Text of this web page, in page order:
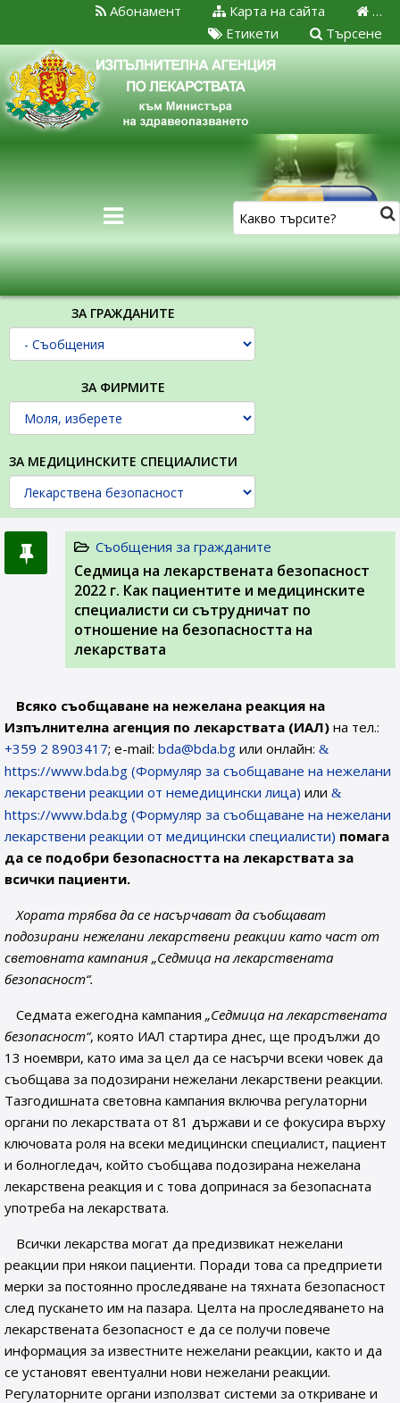
…
Карта на сайта
Абонамент
Търсене
Етикети
ЗА ГРАЖДАНИТЕ
ЗА ФИРМИТЕ
ЗА МЕДИЦИНСКИТЕ СПЕЦИАЛИСТИ
Съобщения за гражданите
Седмица на лекарствената безопасност
2022 г. Как пациентите и медицинските
специалисти си сътрудничат по
отношение на безопасността на
лекарствата
Всяко съобщаване на нежелана реакция на
Изпълнителна агенция по лекарствата (ИАЛ) на тел.:
+359 2 8903417; e-mail: bda@bda.bg или онлайн:
https://www.bda.bg (Формуляр за съобщаване на нежелани
лекарствени реакции от немедицински лица) или
https://www.bda.bg (Формуляр за съобщаване на нежелани
лекарствени реакции от медицински специалисти) помага
да се подобри безопасността на лекарствата за
всички пациенти.
Хорататрябва дасе насърчават да съобщават
подозирани нежелани лекарствени реакции като част от
световната кампания „Седмица на лекарствената
безопасност“.
Седмата ежегодна кампания„Седмица на лекарствената
безопасност“, която ИАЛ стартира днес, ще продължи до
13 ноември, като има за цел да се насърчи всеки човек да
съобщава за подозирани нежелани лекарствени реакции.
Тазгодишната световна кампания включва регулаторни
органи по лекарствата от 81 държави и се фокусира върху
ключовата роля на всеки медицински специалист, пациент
и болногледач, който съобщава подозирана нежелана
лекарствена реакция и с това допринася за безопасната
употреба на лекарствата.
Всички лекарства могат да предизвикат нежелани
реакции при някои пациенти. Поради това са предприети
мерки за постоянно проследяване на тяхната безопасност
след пускането им на пазара. Целта на проследяването на
лекарствената безопасност е да се получи повече
информация за известните нежелани реакции, както и да
се установят евентуални нови нежелани реакции.
Регулаторните органи използват системи за откриване и